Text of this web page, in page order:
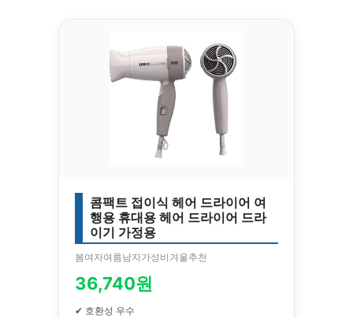
콤팩트 접이식 헤어 드라이어 여
행용 휴대용 헤어 드라이어 드라
이기 가정용
봄여자여름남자가성비겨울추천
36,740원
✔ 호환성 우수